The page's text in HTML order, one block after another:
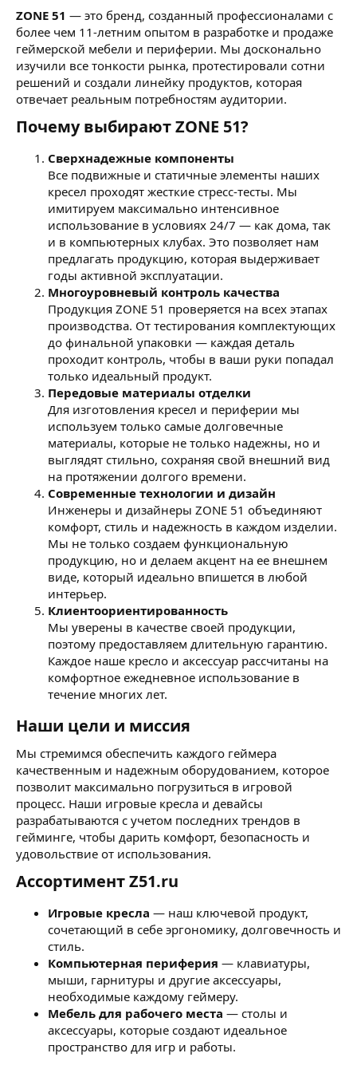
ZONE 51 — это бренд, созданный профессионалами с
более чем 11-летним опытом в разработке и продаже
геймерской мебели и периферии. Мы досконально
изучили все тонкости рынка, протестировали сотни
решений и создали линейку продуктов, которая
отвечает реальным потребностям аудитории.
Почему выбирают ZONE 51?
Сверхнадежные компоненты
Все подвижные и статичные элементы наших
кресел проходят жесткие стресс-тесты. Мы
имитируем максимально интенсивное
использование в условиях 24/7 — как дома, так
и в компьютерных клубах. Это позволяет нам
предлагать продукцию, которая выдерживает
годы активной эксплуатации.
Многоуровневый контроль качества
Продукция ZONE 51 проверяется на всех этапах
производства. От тестирования комплектующих
до финальной упаковки — каждая деталь
проходит контроль, чтобы в ваши руки попадал
только идеальный продукт.
Передовые материалы отделки
Для изготовления кресел и периферии мы
используем только самые долговечные
материалы, которые не только надежны, но и
выглядят стильно, сохраняя свой внешний вид
на протяжении долгого времени.
Современные технологии и дизайн
Инженеры и дизайнеры ZONE 51 объединяют
комфорт, стиль и надежность в каждом изделии.
Мы не только создаем функциональную
продукцию, но и делаем акцент на ее внешнем
виде, который идеально впишется в любой
интерьер.
Клиентоориентированность
Мы уверены в качестве своей продукции,
поэтому предоставляем длительную гарантию.
Каждое наше кресло и аксессуар рассчитаны на
комфортное ежедневное использование в
течение многих лет.
Наши цели и миссия
Мы стремимся обеспечить каждого геймера
качественным и надежным оборудованием, которое
позволит максимально погрузиться в игровой
процесс. Наши игровые кресла и девайсы
разрабатываются с учетом последних трендов в
гейминге, чтобы дарить комфорт, безопасность и
удовольствие от использования.
Ассортимент Z51.ru
Игровые кресла — наш ключевой продукт,
сочетающий в себе эргономику, долговечность и
стиль.
Компьютерная периферия — клавиатуры,
мыши, гарнитуры и другие аксессуары,
необходимые каждому геймеру.
Мебель для рабочего места — столы и
аксессуары, которые создают идеальное
пространство для игр и работы.